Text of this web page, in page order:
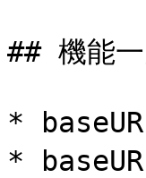
## 機能
*
*